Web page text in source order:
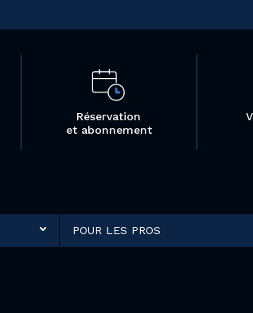
Réservation
et abonnement
POUR LES PROS